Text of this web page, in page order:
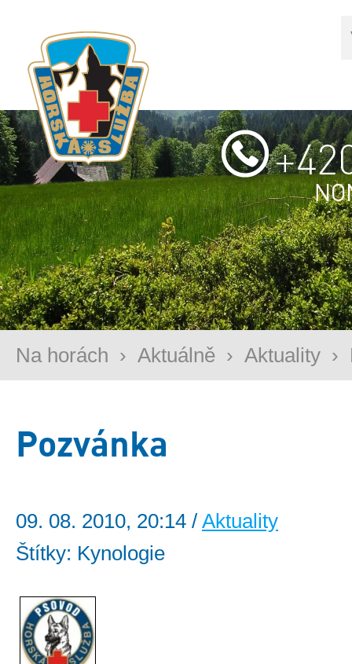
Na horách › Aktuálně › Aktuality ›
Pozvánka
09. 08. 2010, 20:14 / Aktuality
Štítky: Kynologie